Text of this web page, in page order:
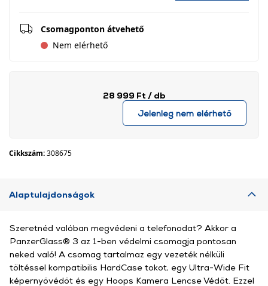
Csomagponton átvehető
Nem elérhető
28 999 Ft / db
Jelenleg nem elérhető
Cikkszám:308675
Alaptulajdonságok
Szeretnéd valóban megvédeni a telefonodat? Akkor a
PanzerGlass® 3 az 1-ben védelmi csomagja pontosan
neked való! A csomag tartalmaz egy vezeték nélküli
töltéssel kompatibilis HardCase tokot, egy Ultra-Wide Fit
képernyővédőt és egy Hoops Kamera Lencse Védőt. Ezzel